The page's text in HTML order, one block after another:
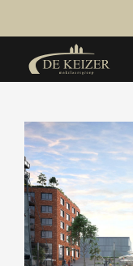
Koopaanbod
Bestaande bouw
Internationaal
Nieuwbouw
Bedrijfsaanbod
Huuraanbod